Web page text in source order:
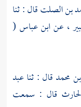
بن الصلتقال : ثنا
، عنابن عباس (
محمدقال : ثناعبد
قال : سمعت